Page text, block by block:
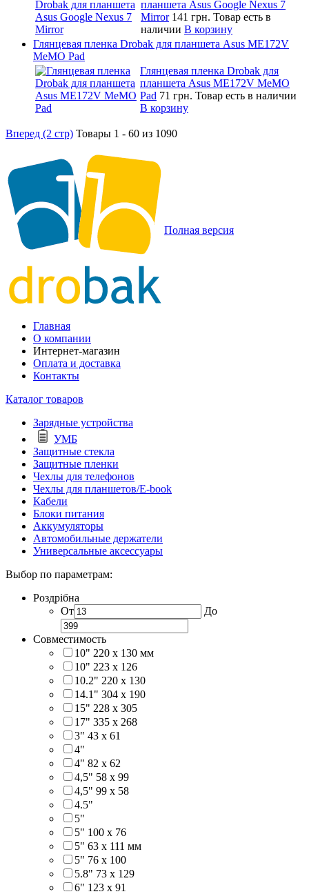
планшета Asus Google Nexus 7
Mirror 141 грн. Товар есть в
наличии В корзину
Глянцевая пленка Drobak для планшета Asus ME172V
MeMO Pad
Глянцевая пленка Drobak для
планшета Asus ME172V MeMO
Pad 71 грн. Товар есть в наличии
В корзину
Вперед (2 стр) Товары 1 - 60 из 1090
Полная версия
Главная
О компании
Интернет-магазин
Оплата и доставка
Контакты
Каталог товаров
Зарядные устройства
УМБ
Защитные стекла
Защитные пленки
Чехлы для телефонов
Чехлы для планшетов/E-book
Кабели
Блоки питания
Аккумуляторы
Автомобильные держатели
Универсальные аксессуары
Выбор по параметрам:
Роздрібна
От
До
Совместимость
10" 220 x 130 мм
10" 223 x 126
10.2" 220 x 130
14.1" 304 х 190
15" 228 x 305
17" 335 х 268
3" 43 x 61
4"
4" 82 x 62
4,5" 58 х 99
4,5" 99 x 58
4.5"
5"
5" 100 x 76
5" 63 x 111 мм
5" 76 х 100
5.8" 73 x 129
6" 123 х 91